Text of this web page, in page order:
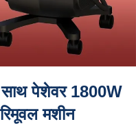
पेशेवर 1800W
मशीन